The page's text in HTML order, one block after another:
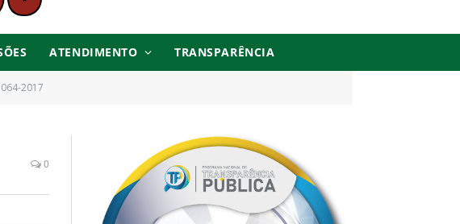
ATENDIMENTO TRANSPARÊNCIA
064-2017
0